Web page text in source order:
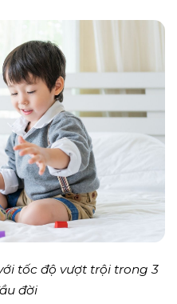
tốc độ vượt trội trong 3
đời